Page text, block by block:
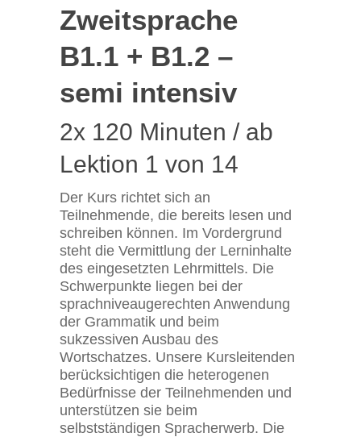
Zweitsprache
B1.1 + B1.2 –
semi intensiv
2x 120 Minuten / ab
Lektion 1 von 14
Der Kurs richtet sich an
Teilnehmende, die bereits lesen und
schreiben können. Im Vordergrund
steht die Vermittlung der Lerninhalte
des eingesetzten Lehrmittels. Die
Schwerpunkte liegen bei der
sprachniveaugerechten Anwendung
der Grammatik und beim
sukzessiven Ausbau des
Wortschatzes. Unsere Kursleitenden
berücksichtigen die heterogenen
Bedürfnisse der Teilnehmenden und
unterstützen sie beim
selbstständigen Spracherwerb. Die